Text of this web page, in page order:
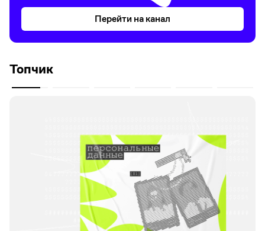
Перейти на канал
Топчик